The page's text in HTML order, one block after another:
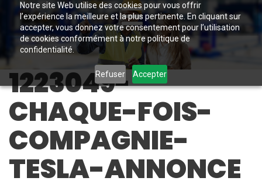
Notre site Web utilise des cookies pour vous offrir
l’expérience la meilleure et la plus pertinente. En cliquant sur
accepter, vous donnez votre consentement pour l’utilisation
de cookies conformément à notre politique de
confidentialité.
Refuser Accepter
1223049-
CHAQUE-FOIS-
COMPAGNIE-
TESLA-ANNONCE